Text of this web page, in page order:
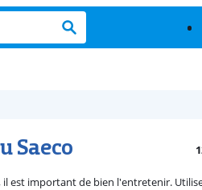
Saeco
est important de bien l'entretenir.